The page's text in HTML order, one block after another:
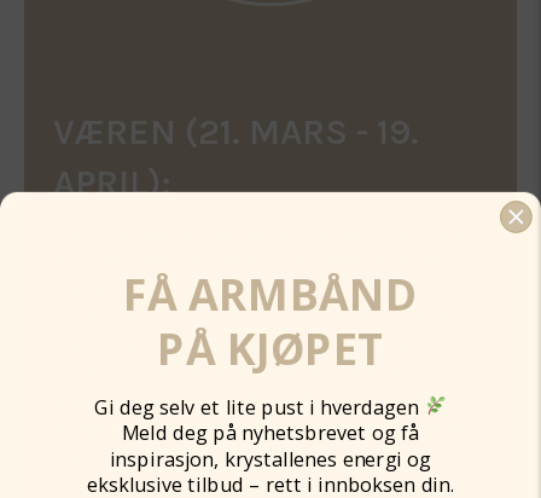
VÆREN (21. MARS - 19.
APRIL):
energiske og dristige. Væren er kjent for å
være ledere og har en tendens til å ta initiativ.
Væren har konkurranseinstinkt og er en
vinner. En pioner som viser mot, initiativ,
energi, impulsivitet og handling. Snille,
hyggelige og misliker urettferdighet. Må noen
ganger temme temperamentet.
FÅ ARMBÅND
PÅ KJØPET
Gi deg selv et lite pust i hverdagen
Meld deg på nyhetsbrevet og få
inspirasjon, krystallenes energi og
eksklusive tilbud – rett i innboksen din.